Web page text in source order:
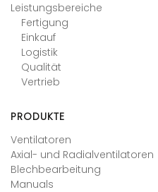
Leistungsbereiche
Fertigung
Einkauf
Logistik
Qualität
Vertrieb
PRODUKTE
Ventilatoren
Axial- und Radialventilatoren
Blechbearbeitung
Manuals